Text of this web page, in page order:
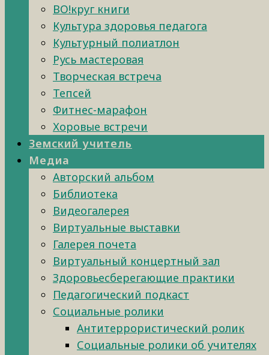
ВО!круг книги
Культура здоровья педагога
Культурный полиатлон
Русь мастеровая
Творческая встреча
Тепсей
Фитнес-марафон
Хоровые встречи
Земский учитель
Медиа
Авторский альбом
Библиотека
Видеогалерея
Виртуальные выставки
Галерея почета
Виртуальный концертный зал
Здоровьесберегающие практики
Педагогический подкаст
Социальные ролики
Антитеррористический ролик
Социальные ролики об учителях